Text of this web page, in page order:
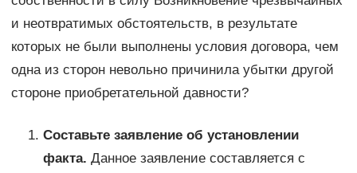
и неотвратимых обстоятельств, в результате
которых не были выполнены условия договора, чем
одна из сторон невольно причинила убытки другой
стороне приобретательной давности?
Составьте заявление об установлении
факта. Данное заявление составляется с